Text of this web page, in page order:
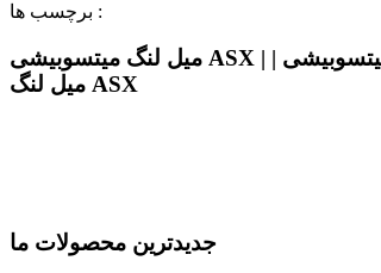
برچسب ها :
میل لنگ میتسوبیشی ASX | | قیمت میل لنگ میتسوبیشی ASX | | میل لنگ ASX اصلی | | میل لنگ اورجینال میتسوبیشی ASX | | خرید و قیمت میل لنگ میتسوبیشی ASX | |
میل لنگ ASX
جدیدترین محصولات ما